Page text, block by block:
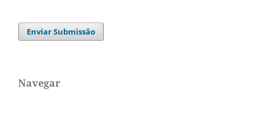
Enviar Submissão
Navegar